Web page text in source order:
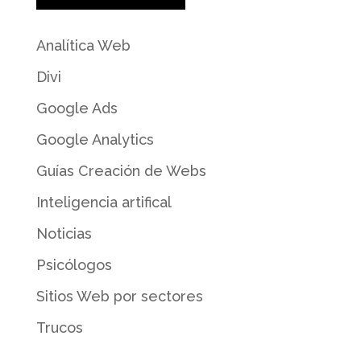
Analítica Web
Divi
Google Ads
Google Analytics
Guías Creación de Webs
Inteligencia artifical
Noticias
Psicólogos
Sitios Web por sectores
Trucos